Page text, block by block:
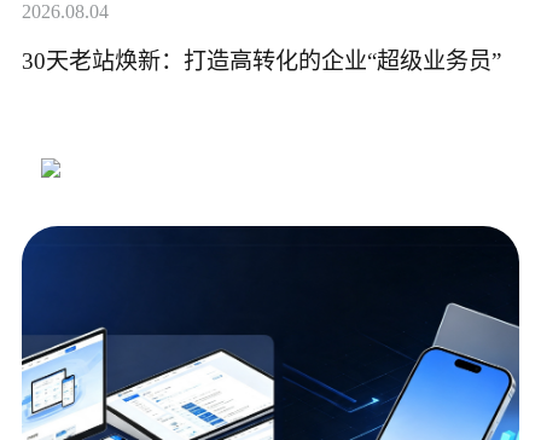
2026.08.04
30天老站焕新：打造高转化的企业“超级业务员”